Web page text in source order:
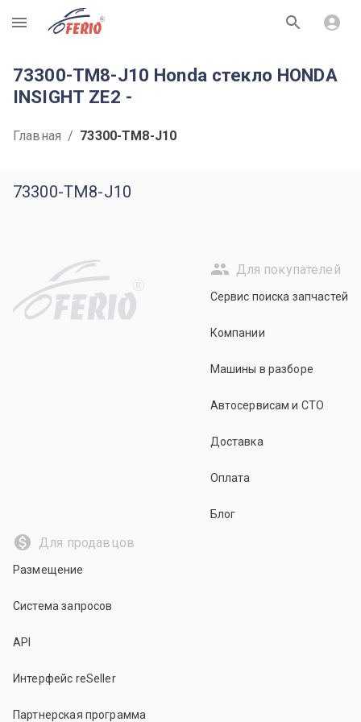
R
73300-TM8-J10 Honda стекло HONDA
INSIGHT ZE2 -
Главная / 73300-TM8-J10
73300-TM8-J10
R
Для покупателей
Сервис поиска запчастей
Компании
Машины в разборе
Автосервисам и СТО
Доставка
Оплата
Блог
Для продавцов
Размещение
Система запросов
API
Интерфейс reSeller
Партнерская программа